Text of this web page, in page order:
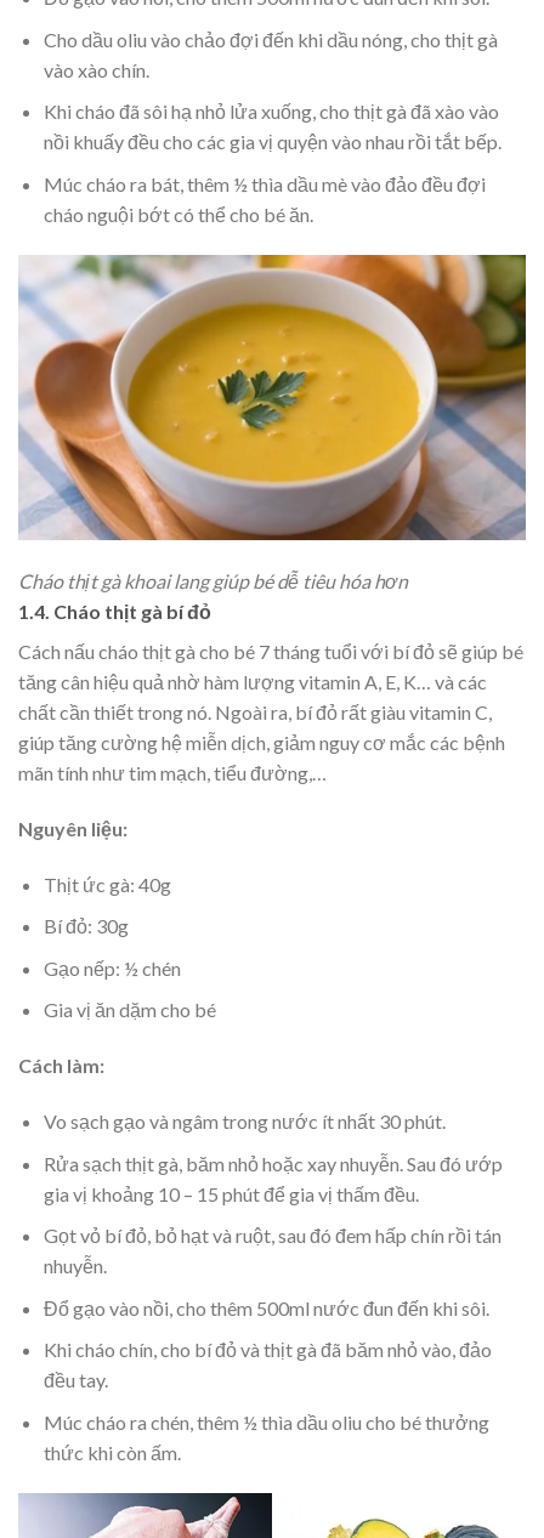
Cho dầu oliu vào chảo đợi đến khi dầu nóng, cho thịt gà
vào xào chín.
Khi cháo đã sôi hạ nhỏ lửa xuống, cho thịt gà đã xào vào
nồi khuấy đều cho các gia vị quyện vào nhau rồi tắt bếp.
Múc cháo ra bát, thêm ½ thìa dầu mè vào đảo đều đợi
cháo nguội bớt có thể cho bé ăn.
Cháo thịt gà khoai lang giúp bé dễ tiêu hóa hơn
1.4. Cháo thịt gà bí đỏ
Cách nấu cháo thịt gà cho bé 7 tháng tuổi với bí đỏ sẽ giúp bé
tăng cân hiệu quả nhờ hàm lượng vitamin A, E, K… và các
chất cần thiết trong nó. Ngoài ra, bí đỏ rất giàu vitamin C,
giúp tăng cường hệ miễn dịch, giảm nguy cơ mắc các bệnh
mãn tính như tim mạch, tiểu đường,…
Nguyên liệu:
Thịt ức gà: 40g
Bí đỏ: 30g
Gạo nếp: ½ chén
Gia vị ăn dặm cho bé
Cách làm:
Vo sạch gạo và ngâm trong nước ít nhất 30 phút.
Rửa sạch thịt gà, băm nhỏ hoặc xay nhuyễn. Sau đó ướp
gia vị khoảng 10 – 15 phút để gia vị thấm đều.
Gọt vỏ bí đỏ, bỏ hạt và ruột, sau đó đem hấp chín rồi tán
nhuyễn.
Đổ gạo vào nồi, cho thêm 500ml nước đun đến khi sôi.
Khi cháo chín, cho bí đỏ và thịt gà đã băm nhỏ vào, đảo
đều tay.
Múc cháo ra chén, thêm ½ thìa dầu oliu cho bé thưởng
thức khi còn ấm.